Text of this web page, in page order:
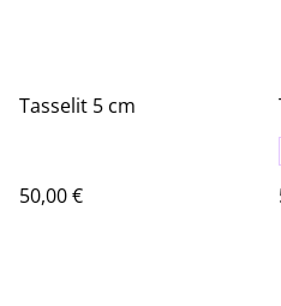
Tasselit 5 cm
50,00 €